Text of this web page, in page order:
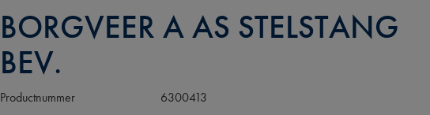
BORGVEER A AS STELSTANG
BEV.
Productnummer 6300413